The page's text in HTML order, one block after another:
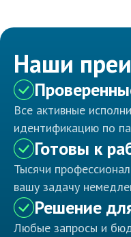
Наши
Все активные
идентификацию по
Готовы к
Тысячи
вашу задачу
Решение
Любые запросы и